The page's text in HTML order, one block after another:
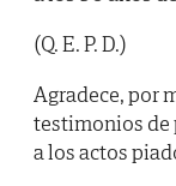
(Q. E. P. D.)
Agradece, por
testimonios de
a los actos